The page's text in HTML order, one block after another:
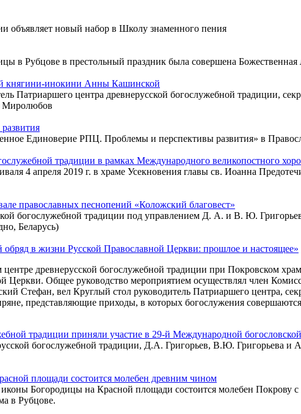
объявляет новый набор в Школу знаменного пения
в Рубцове в престольный праздник была совершена Божественная
княгини-инокини Анны Кашинской
Патриаршего центра древнерусской богослужебной традиции,
Миролюбов
Единоверие РПЦ. Проблемы и перспективы развития» в
традиции в рамках Международного великопостного
4 апреля 2019 г. в храме Усекновения главы св. Иоанна
православных песнопений «Коложский благовест»
богослужебной традиции под управлением Д. А. и В. Ю.
Беларусь)
в жизни Русской Православной Церкви: прошлое и настоящее»
древнерусской богослужебной традиции при Покровском
Церкви. Общее руководство мероприятием осуществлял член
Стефан, вел Круглый стол руководитель Патриаршего центра,
представляющие приходы, в которых богослужения
традиции приняли участие в 29-й Международной
богослужебной традиции, Д.А. Григорьев, В.Ю. Григорьева
площади состоится молебен древним чином
Богородицы на Красной площади состоится молебен Покрову
в Рубцове.